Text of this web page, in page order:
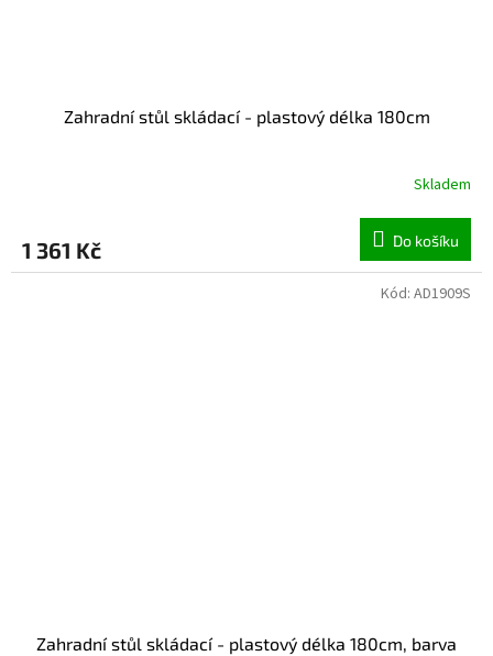
Zahradní stůl skládací - plastový délka 180cm
Skladem
1 361 Kč Do košíku
Zahradní stůl skládací - plastový délka 180cm, barva
Kód: AD1909S